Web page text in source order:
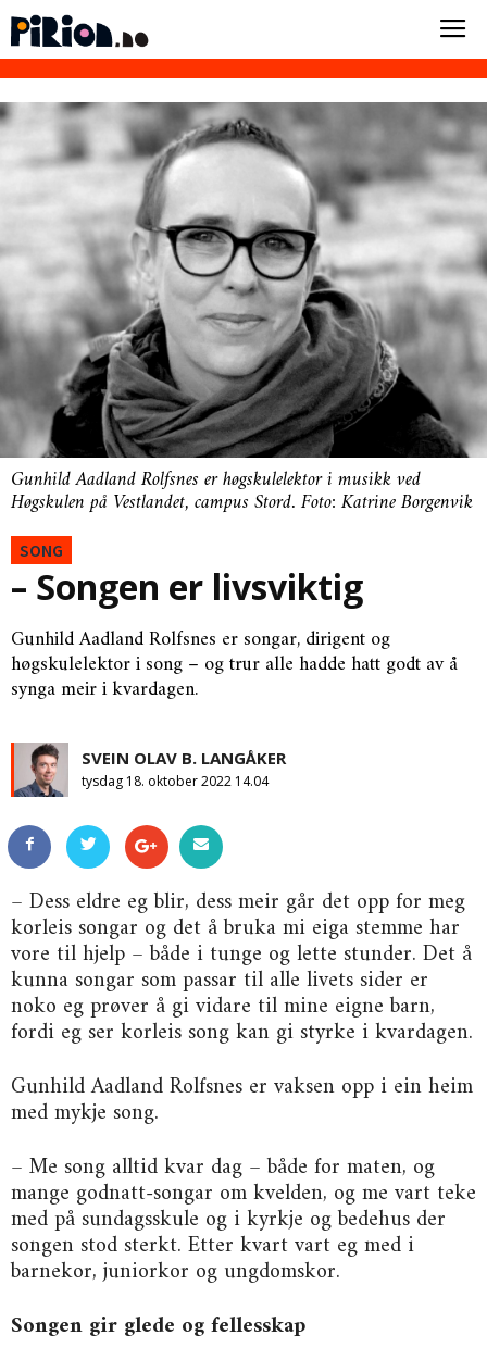
Gunhild Aadland Rolfsnes er høgskulelektor i musikk ved
Høgskulen på Vestlandet, campus Stord. Foto: Katrine Borgenvik
SONG
– Songen er livsviktig
Gunhild Aadland Rolfsnes er songar, dirigent og
høgskulelektor i song – og trur alle hadde hatt godt av å
synga meir i kvardagen.
SVEIN OLAV B. LANGÅKER
tysdag 18. oktober 2022 14.04
– Dess eldre eg blir, dess meir går det opp for meg
korleis songar og det å bruka mi eiga stemme har
vore til hjelp – både i tunge og lette stunder. Det å
kunna songar som passar til alle livets sider er
noko eg prøver å gi vidare til mine eigne barn,
fordi eg ser korleis song kan gi styrke i kvardagen.
Gunhild Aadland Rolfsnes er vaksen opp i ein heim
med mykje song.
– Me song alltid kvar dag – både for maten, og
mange godnatt-songar om kvelden, og me vart teke
med på sundagsskule og i kyrkje og bedehus der
songen stod sterkt. Etter kvart vart eg med i
barnekor, juniorkor og ungdomskor.
Songen gir glede og fellesskap